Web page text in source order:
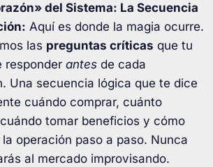
del Sistema: La Secuencia
Aquí es donde la magia ocurre.
las preguntas críticas que tu
responder antes de cada
Una secuencia lógica que te dice
cuándo comprar, cuánto
tomar beneficios y cómo
operación paso a paso. Nunca
al mercado improvisando.